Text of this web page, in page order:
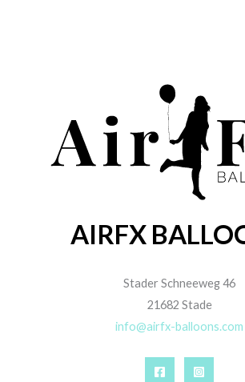
AIRFX
Stader Schneeweg 46
21682 Stade
info@airfx-balloons.com